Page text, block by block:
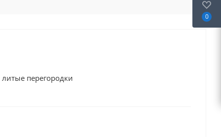
перегородки
0